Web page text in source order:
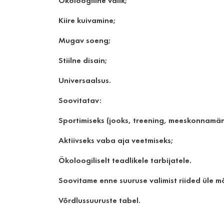
Kiire kuivamine;
Mugav soeng;
Stiilne disain;
Universaalsus.
Soovitatav:
Sportimiseks (jooks, treening,
Aktiivseks vaba aja veetmiseks;
Ökoloogiliselt teadlikele tarbijatele.
Soovitame enne suuruse valimist riided üle
Võrdlussuuruste tabel.